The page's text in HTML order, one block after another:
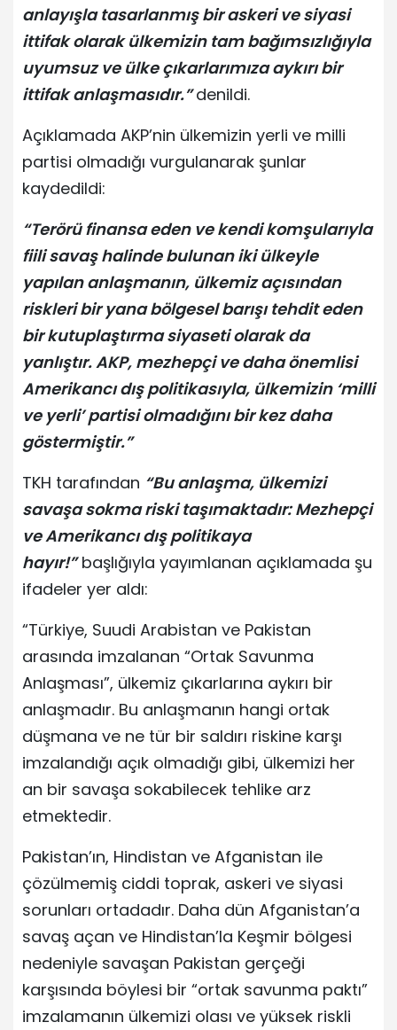
anlayışla tasarlanmış bir askeri ve siyasi
ittifak olarak ülkemizin tam bağımsızlığıyla
uyumsuz ve ülke çıkarlarımıza aykırı bir
ittifak anlaşmasıdır.” denildi.
Açıklamada AKP’nin ülkemizin yerli ve milli
partisi olmadığı vurgulanarak şunlar
kaydedildi:
“Terörü finansa eden ve kendi komşularıyla
fiili savaş halinde bulunan iki ülkeyle
yapılan anlaşmanın, ülkemiz açısından
riskleri bir yana bölgesel barışı tehdit eden
bir kutuplaştırma siyaseti olarak da
yanlıştır. AKP, mezhepçi ve daha önemlisi
Amerikancı dış politikasıyla, ülkemizin ‘milli
ve yerli’ partisi olmadığını bir kez daha
göstermiştir.”
TKH tarafından “Bu anlaşma, ülkemizi
savaşa sokma riski taşımaktadır: Mezhepçi
ve Amerikancı dış politikaya
hayır!”başlığıyla yayımlanan açıklamada şu
ifadeler yer aldı:
“Türkiye, Suudi Arabistan ve Pakistan
arasında imzalanan “Ortak Savunma
Anlaşması”, ülkemiz çıkarlarına aykırı bir
anlaşmadır. Bu anlaşmanın hangi ortak
düşmana ve ne tür bir saldırı riskine karşı
imzalandığı açık olmadığı gibi, ülkemizi her
an bir savaşa sokabilecek tehlike arz
etmektedir.
Pakistan’ın, Hindistan ve Afganistan ile
çözülmemiş ciddi toprak, askeri ve siyasi
sorunları ortadadır. Daha dün Afganistan’a
savaş açan ve Hindistan’la Keşmir bölgesi
nedeniyle savaşan Pakistan gerçeği
karşısında böylesi bir “ortak savunma paktı”
imzalamanın ülkemizi olası ve yüksek riskli